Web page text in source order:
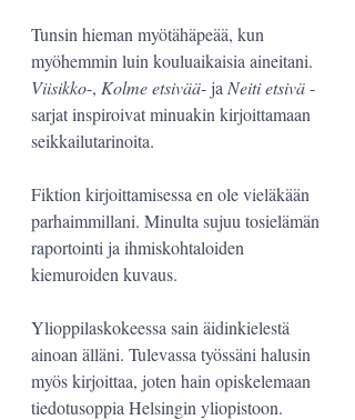
Tunsin hieman myötähäpeää, kun
myöhemmin luin kouluaikaisia aineitani.
Viisikko-, Kolme etsivää- ja Neiti etsivä -
sarjat inspiroivat minuakin kirjoittamaan
seikkailutarinoita.
Fiktion kirjoittamisessa en ole vieläkään
parhaimmillani. Minulta sujuu tosielämän
raportointi ja ihmiskohtaloiden
kiemuroiden kuvaus.
Ylioppilaskokeessa sain äidinkielestä
ainoan älläni. Tulevassa työssäni halusin
myös kirjoittaa, joten hain opiskelemaan
tiedotusoppia Helsingin yliopistoon.